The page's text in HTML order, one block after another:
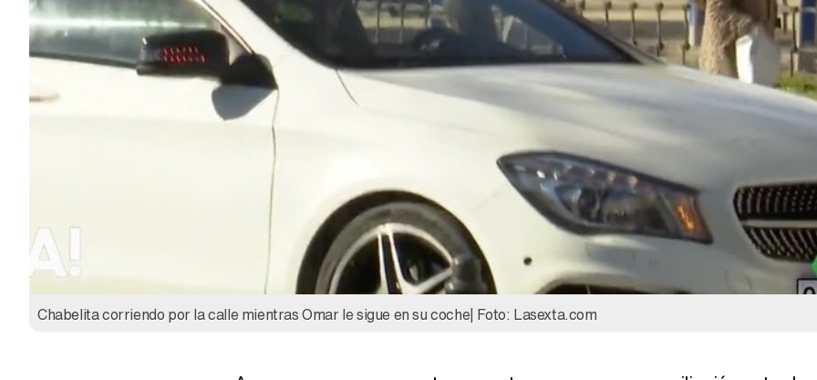
Magdalena de Suecia responde a las críticas y explica por qué le han permitido lanzar su propio negocio
Chabelita corriendo por la calle mientras Omar le sigue en su coche| Foto: Lasexta.com